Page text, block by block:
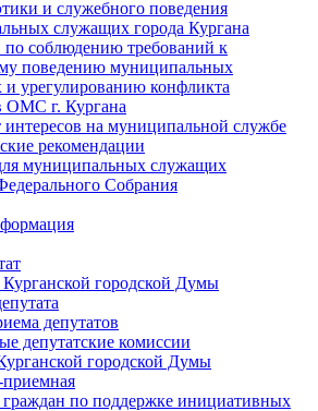
и служебного поведения
служащих города Кургана
соблюдению требований к
поведению муниципальных
урегулированию конфликта
ОМС г. Кургана
на муниципальной службе
рекомендации
муниципальных служащих
Cобрания
городской Думы
депутатов
депутатские комиссии
городской Думы
по поддержке инициативных